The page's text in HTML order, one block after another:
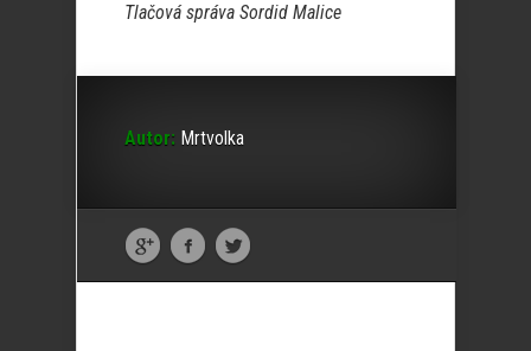
Tlačová správa Sordid Malice
Autor: Mrtvolka